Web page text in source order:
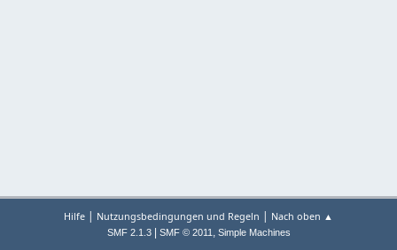
Hilfe | Nutzungsbedingungen und Regeln | Nach oben ▲
SMF 2.1.3| SMF © 2011, Simple Machines